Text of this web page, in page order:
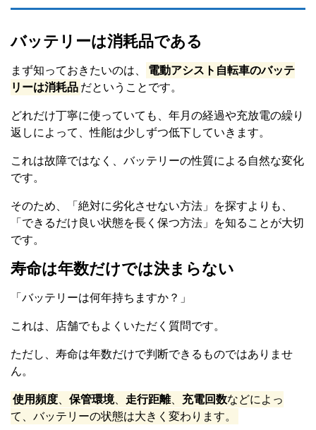
バッテリーは消耗品である
まず知っておきたいのは、
電動アシスト自転車のバッテ
リーは消耗品 だということです。
どれだけ丁寧に使っていても、年月の経過や充放電の繰り
返しによって、性能は少しずつ低下していきます。
これは故障ではなく、バッテリーの性質による自然な変化
です。
そのため、「絶対に劣化させない方法」を探すよりも、
「できるだけ良い状態を長く保つ方法」を知ることが大切
です。
寿命は年数だけでは決まらない
「バッテリーは何年持ちますか？」
これは、店舗でもよくいただく質問です。
ただし、寿命は年数だけで判断できるものではありませ
ん。
使用頻度 、保管環境、 走行距離、 充電回数などによっ
て、バッテリーの状態は大きく変わります。